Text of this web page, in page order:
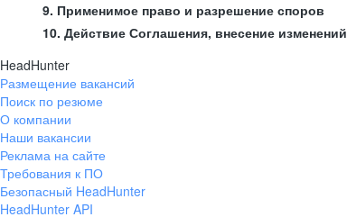
9. Применимое право и разрешение споров
10. Действие Соглашения, внесение изменений
HeadHunter
Размещение вакансий
Поиск по резюме
О компании
Наши вакансии
Реклама на сайте
Требования к ПО
Безопасный HeadHunter
HeadHunter API